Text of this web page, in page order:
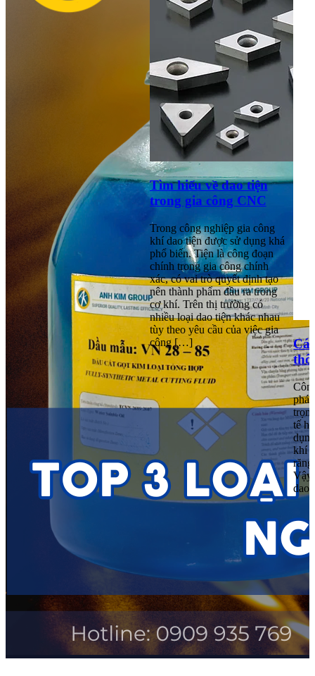
Tìm hiểu về dao tiện
trong gia công CNC
Trong công nghiệp gia công
khí dao tiện được sử dụng khá
phổ biến. Tiện là công đoạn
chính trong gia công chính
xác, có vai trò quyết định tạo
nên thành phẩm đầu ra trong
cơ khí. Trên thị trường có
nhiều loại dao tiện khác nhau
tùy theo yêu cầu của việc gia
công […]
tế
khí
Vậy
dao